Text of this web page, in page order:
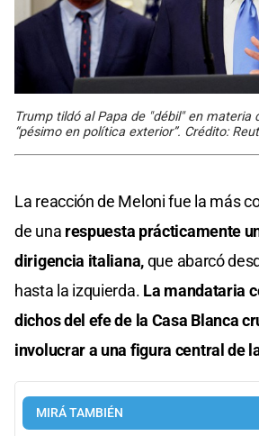
Trump tildó al Papa de "débil" en materia
“pésimo en política exterior”. Crédito:
La reacción de Meloni fue la más
de una respuesta prácticamente
dirigencia italiana,que abarcó
hasta la izquierda. La mandataria
dichos del efe de la Casa Blanca
involucrar a una figura central de
MIRÁ TAMBIÉN